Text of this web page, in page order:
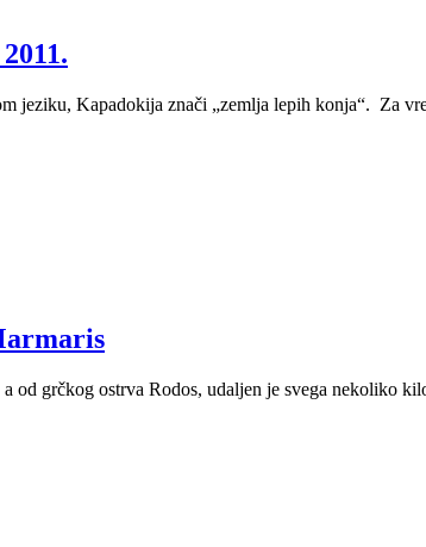
jeziku, Kapadokija znači „zemlja lepih konja“. Za
od grčkog ostrva Rodos, udaljen je svega nekoliko